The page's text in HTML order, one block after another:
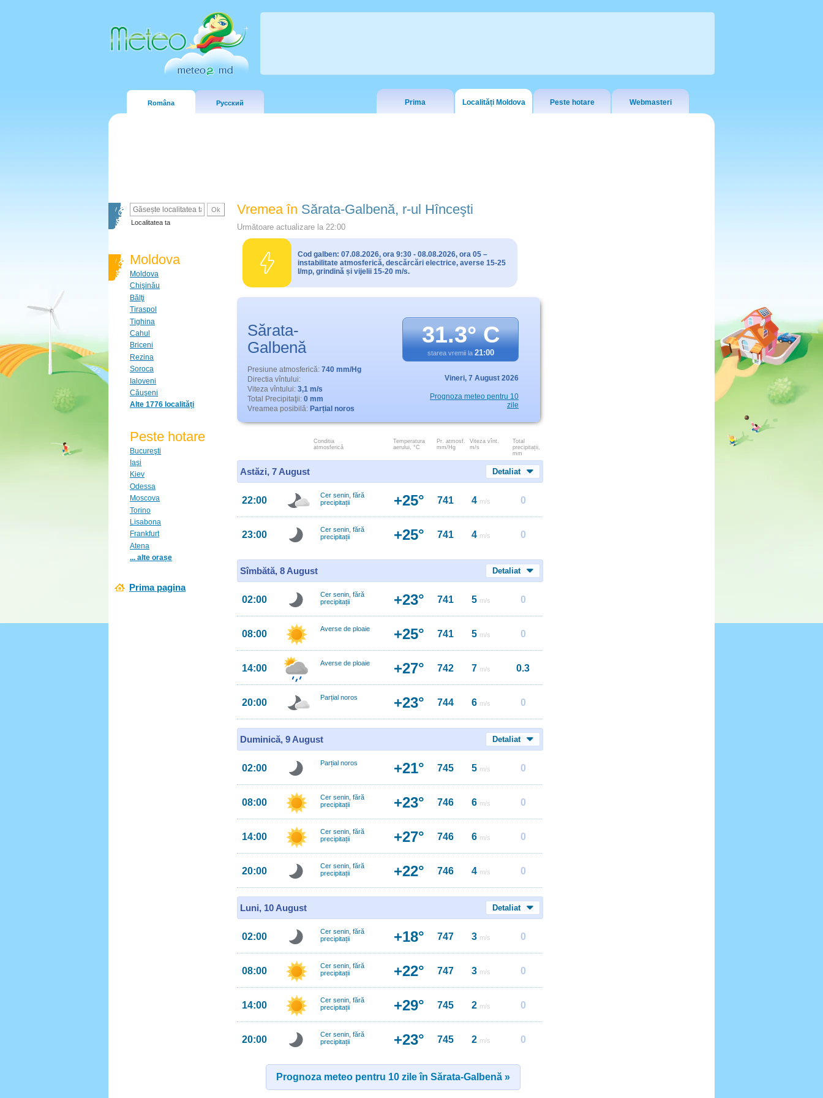
Româna Русский Prima Localități Moldova Peste hotare Webmasteri
Localitatea ta
Moldova
Moldova
Chişinău
Bălţi
Tiraspol
Tighina
Cahul
Briceni
Rezina
Soroca
Ialoveni
Căuşeni
Alte 1776 localități
Peste hotare
Bucureşti
Iaşi
Kiev
Odessa
Moscova
Torino
Lisabona
Frankfurt
Atena
... alte orașe
Prima pagina
Vremea în Sărata-Galbenă, r-ul Hînceşti
Următoare actualizare la 22:00
Cod galben: 07.08.2026, ora 9:30 - 08.08.2026, ora 05 –
instabilitate atmosferică, descărcări electrice, averse 15-25
l/mp, grindină și vijelii 15-20 m/s.
Sărata-
Galbenă
31.3° C
starea vremii la 21:00
Presiune atmosferică: 740 mm/Hg
Directia vîntului:
Viteza vîntului: 3,1 m/s
Total Precipitaţii: 0 mm
Vreamea posibilă: Parțial noros
Vineri, 7 August 2026
Prognoza meteo pentru 10
zile
Conditia
atmosferică
Temperatura
aerului, °C
Pr. atmosf.
mm/Hg
Viteza vînt.
m/s
Total
precipitații,
mm
Astăzi, 7 August Detaliat
22:00
Cer senin, fără
precipitații
+25° 741 4 m/s 0
23:00
Cer senin, fără
precipitații
+25° 741 4 m/s 0
Sîmbătă, 8 August Detaliat
02:00
Cer senin, fără
precipitații
+23° 741 5 m/s 0
08:00 Averse de ploaie +25° 741 5 m/s 0
14:00 Averse de ploaie +27° 742 7 m/s 0.3
20:00 Parțial noros +23° 744 6 m/s 0
Duminică, 9 August Detaliat
02:00 Parțial noros +21° 745 5 m/s 0
08:00
Cer senin, fără
precipitații
+23° 746 6 m/s 0
14:00
Cer senin, fără
precipitații
+27° 746 6 m/s 0
20:00
Cer senin, fără
precipitații
+22° 746 4 m/s 0
Luni, 10 August Detaliat
02:00
Cer senin, fără
precipitații
+18° 747 3 m/s 0
08:00
Cer senin, fără
precipitații
+22° 747 3 m/s 0
14:00
Cer senin, fără
precipitații
+29° 745 2 m/s 0
20:00
Cer senin, fără
precipitații
+23° 745 2 m/s 0
Prognoza meteo pentru 10 zile în Sărata-Galbenă »